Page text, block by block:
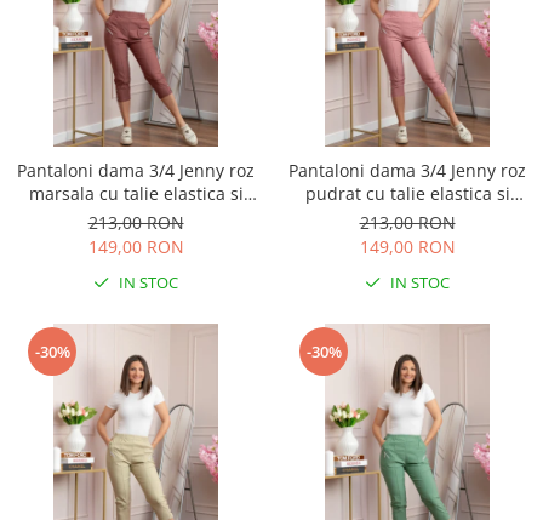
Pantaloni dama 3/4 Jenny roz
marsala cu talie elastica si
fermoare decorative
213,00 RON
149,00 RON
IN STOC
Pantaloni dama 3/4 Jenny roz
pudrat cu talie elastica si
fermoare decorative
213,00 RON
149,00 RON
IN STOC
-30% -30%